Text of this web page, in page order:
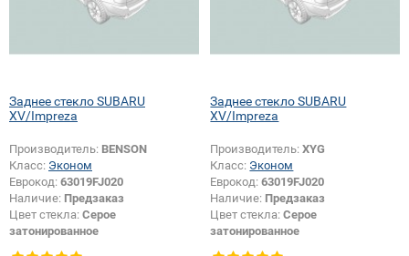
Заднее стекло SUBARU
XV/Impreza
Производитель: BENSON
Класс: Эконом
Еврокод: 63019FJ020
Наличие: Предзаказ
Цвет стекла: Серое
затонированное
Тип стекла: Заднее стекло
Заднее стекло SUBARU
XV/Impreza
Производитель:XYG
Класс: Эконом
Еврокод:63019FJ020
Наличие: Предзаказ
Цвет стекла:Серое
затонированное
Тип стекла:Заднее стекло